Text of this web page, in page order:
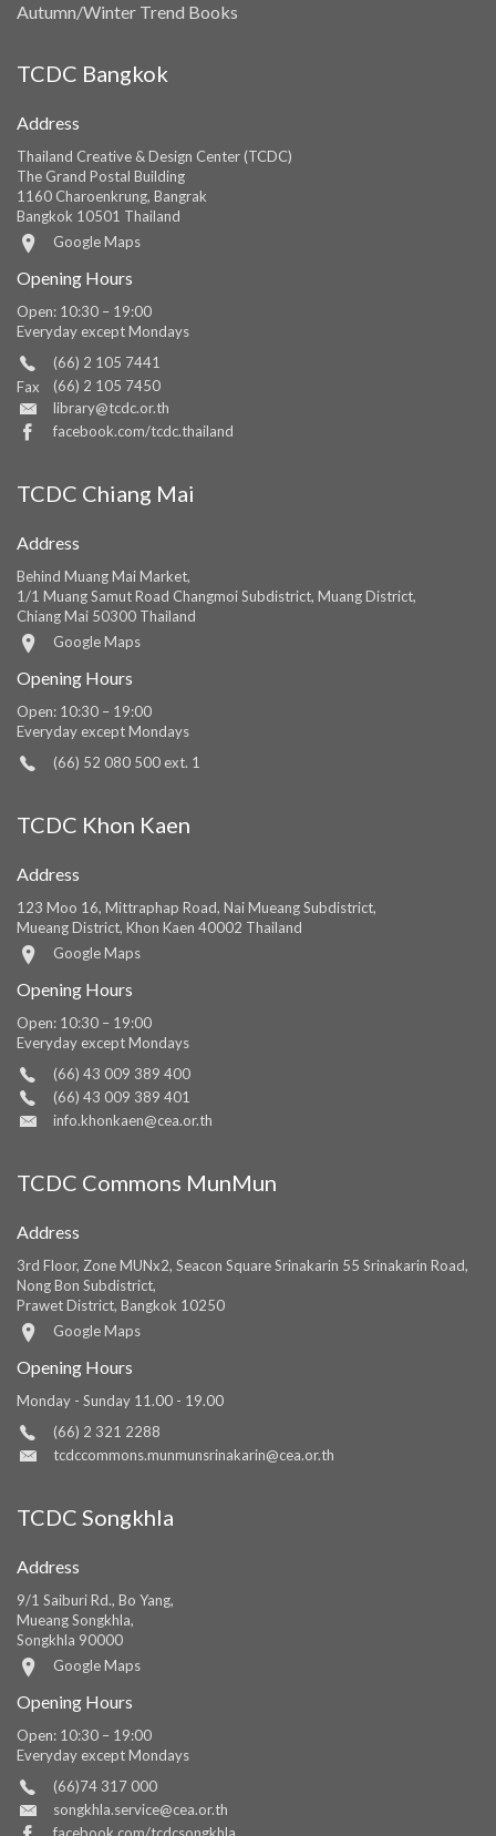
Autumn/Winter Trend Books
TCDC Bangkok
Address
Thailand Creative & Design Center (TCDC)
The Grand Postal Building
1160 Charoenkrung, Bangrak
Bangkok 10501 Thailand
Google Maps
Opening Hours
Open: 10:30 – 19:00
Everyday except Mondays
(66) 2 105 7441
Fax
(66) 2 105 7450
library@tcdc.or.th
facebook.com/tcdc.thailand
TCDC Chiang Mai
Address
Behind Muang Mai Market,
1/1 Muang Samut Road Changmoi Subdistrict, Muang District,
Chiang Mai 50300 Thailand
Google Maps
Opening Hours
Open: 10:30 – 19:00
Everyday except Mondays
(66) 52 080 500 ext. 1
TCDC Khon Kaen
Address
123 Moo 16, Mittraphap Road, Nai Mueang Subdistrict,
Mueang District, Khon Kaen 40002 Thailand
Google Maps
Opening Hours
Open: 10:30 – 19:00
Everyday except Mondays
(66) 43 009 389 400
(66) 43 009 389 401
info.khonkaen@cea.or.th
TCDC Commons MunMun
Address
3rd Floor, Zone MUNx2, Seacon Square Srinakarin 55 Srinakarin Road,
Nong Bon Subdistrict,
Prawet District, Bangkok 10250
Google Maps
Opening Hours
Monday - Sunday 11.00 - 19.00
(66) 2 321 2288
tcdccommons.munmunsrinakarin@cea.or.th
TCDC Songkhla
Address
9/1 Saiburi Rd., Bo Yang,
Mueang Songkhla,
Songkhla 90000
Google Maps
Opening Hours
Open: 10:30 – 19:00
Everyday except Mondays
(66)74 317 000
songkhla.service@cea.or.th